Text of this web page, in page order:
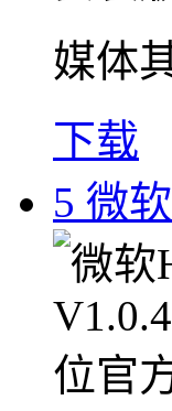
媒体
下载
5 微